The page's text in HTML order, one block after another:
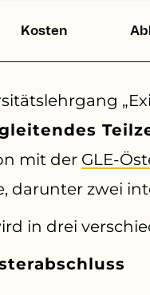
Kosten
mit der GLE-
darunter zwei
in drei